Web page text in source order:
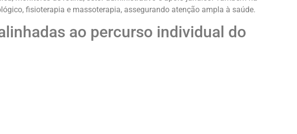
fisioterapia e massoterapia, assegurando atenção ampla à saúde.
ao percurso individual do